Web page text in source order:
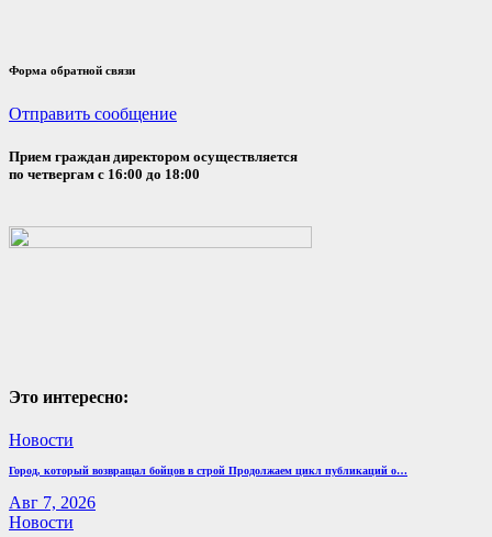
Форма обратной связи
Отправить сообщение
Прием граждан директором осуществляется
по четвергам с 16:00 до 18:00
Это интересно:
Новости
Город, который возвращал бойцов в строй Продолжаем цикл публикаций о…
Авг 7, 2026
Новости